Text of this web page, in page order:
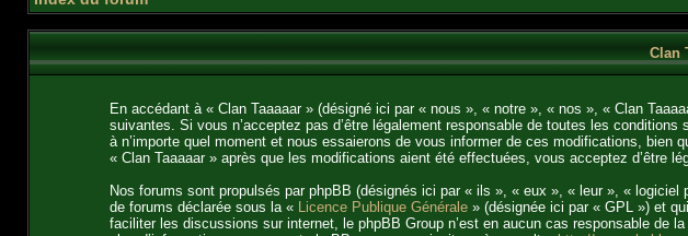
Clan
En accédant à « Clan Taaaaar » (désigné ici par « nous », « notre », « nos », « Clan
suivantes. Si vous n’acceptez pas d’être légalement responsable de toutes les
à n’importe quel moment et nous essaierons de vous informer de ces modifications,
« Clan Taaaaar » après que les modifications aient été effectuées, vous acceptez d’être
Nos forums sont propulsés par phpBB (désignés ici par « ils », « eux », « leur », «
de forums déclarée sous la « Licence Publique Générale» (désignée ici par « GPL ») et
faciliter les discussions sur internet, le phpBB Group n’est en aucun cas responsable de